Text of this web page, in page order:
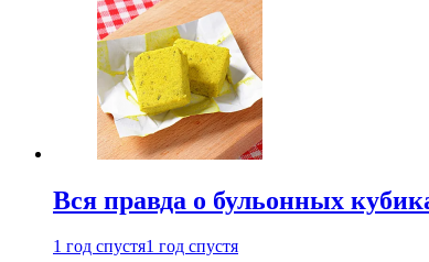
Вся правда о бульонных
1 год спустя1 год спустя